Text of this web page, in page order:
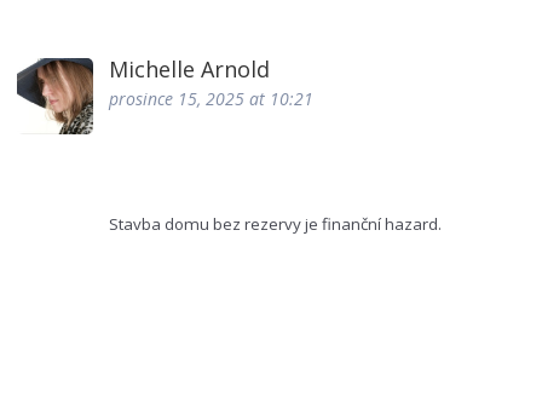
Michelle Arnold
prosince 15, 2025 at 10:21
Stavba domu bez rezervy je finanční hazard.